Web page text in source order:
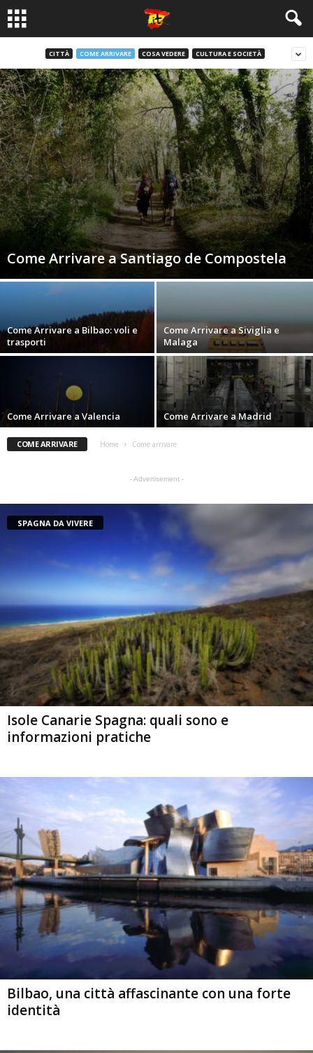
CITTÀ COME ARRIVARE COSA VEDERE CULTURA E SOCIETÀ
Come Arrivare a Santiago de Compostela
Come Arrivare a Bilbao: voli e
trasporti
Come Arrivare a Siviglia e
Malaga
Come Arrivare a Valencia Come Arrivare a Madrid
COME ARRIVARE Home Come arrivare
- Advertisement -
SPAGNA DA VIVERE
Isole Canarie Spagna: quali sono e
informazioni pratiche
Bilbao, una città affascinante con una forte
identità